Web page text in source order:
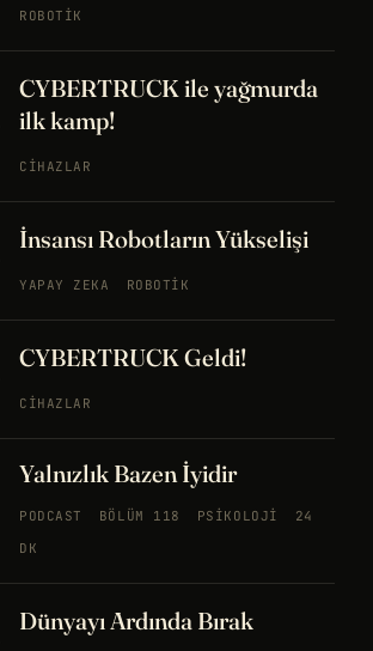
ROBOTIK
CYBERTRUCK ile yağmurda
ilk kamp!
CIHAZLAR
İnsansı Robotların Yükselişi
YAPAY ZEKA ROBOTIK
CYBERTRUCK Geldi!
CIHAZLAR
Yalnızlık Bazen İyidir
PODCAST BÖLÜM 118 PSIKOLOJI
24
DK
Dünyayı Ardında Bırak